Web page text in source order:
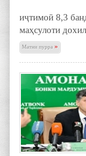
иҷтимоӣ 8,3
маҳсулоти
Матни пурра»